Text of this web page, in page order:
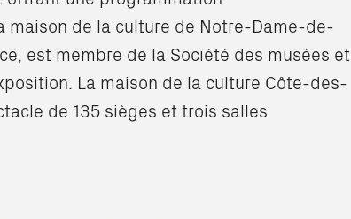
de la culture de Notre-Dame-de-
est membre de la Société des musées et
La maison de la culture Côte-des-
de 135 sièges et trois salles